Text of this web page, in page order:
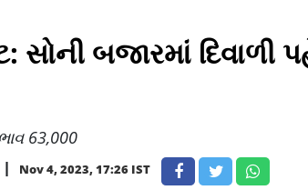
સોની બજારમાં દિવાળી
63,000
Nov 4, 2023, 17:26 IST